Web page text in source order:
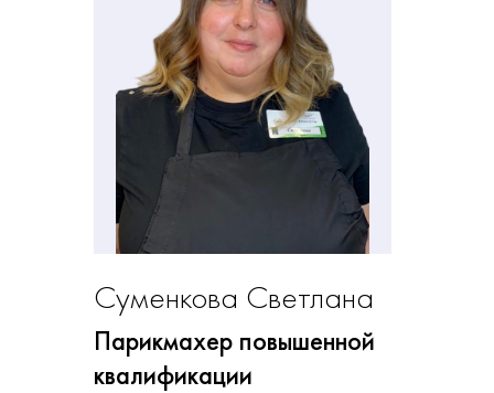
Суменкова Светлана
Парикмахер повышенной
квалификации